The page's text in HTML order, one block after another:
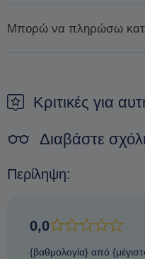
Μπορώ να πληρώσω
προκράτηση.
Κριτικές για
Διαβάστε
Περίληψη:
0,0
{βαθμολογία} από